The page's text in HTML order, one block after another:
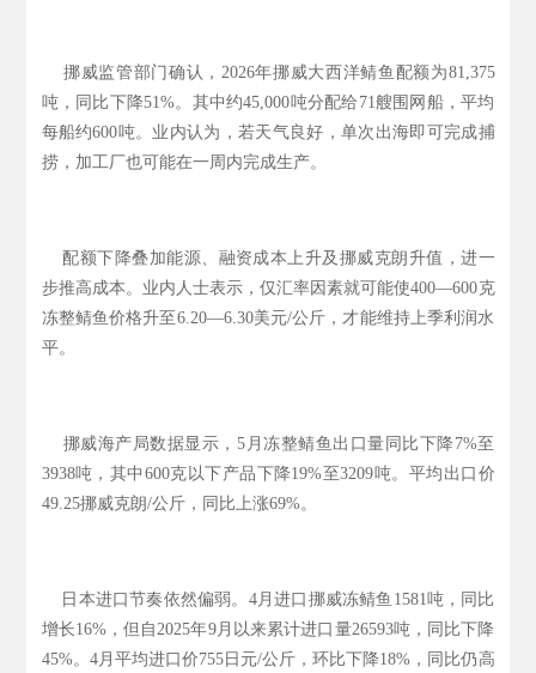
挪威监管部门确认，2026年挪威大西洋鲭鱼配额为81,375
吨，同比下降51%。其中约45,000吨分配给71艘围网船，平均
每船约600吨。业内认为，若天气良好，单次出海即可完成捕
捞，加工厂也可能在一周内完成生产。
配额下降叠加能源、融资成本上升及挪威克朗升值，进一
步推高成本。业内人士表示，仅汇率因素就可能使400—600克
冻整鲭鱼价格升至6.20—6.30美元/公斤，才能维持上季利润水
平。
挪威海产局数据显示，5月冻整鲭鱼出口量同比下降7%至
3938吨，其中600克以下产品下降19%至3209吨。平均出口价
49.25挪威克朗/公斤，同比上涨69%。
日本进口节奏依然偏弱。4月进口挪威冻鲭鱼1581吨，同比
增长16%，但自2025年9月以来累计进口量26593吨，同比下降
45%。4月平均进口价755日元/公斤，环比下降18%，同比仍高